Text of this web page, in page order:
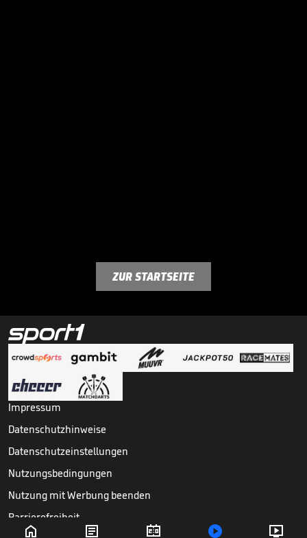
    
ZUR STARTSEITE
Impressum
Datenschutzhinweise
Datenschutzeinstellungen
Nutzungsbedingungen
Nutzung mit Werbung beenden
Barrierefreiheit